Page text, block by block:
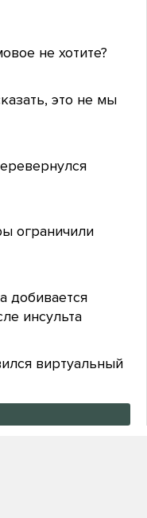
не хотите?
это не мы
ограничили
добивается
инсульта
виртуальный